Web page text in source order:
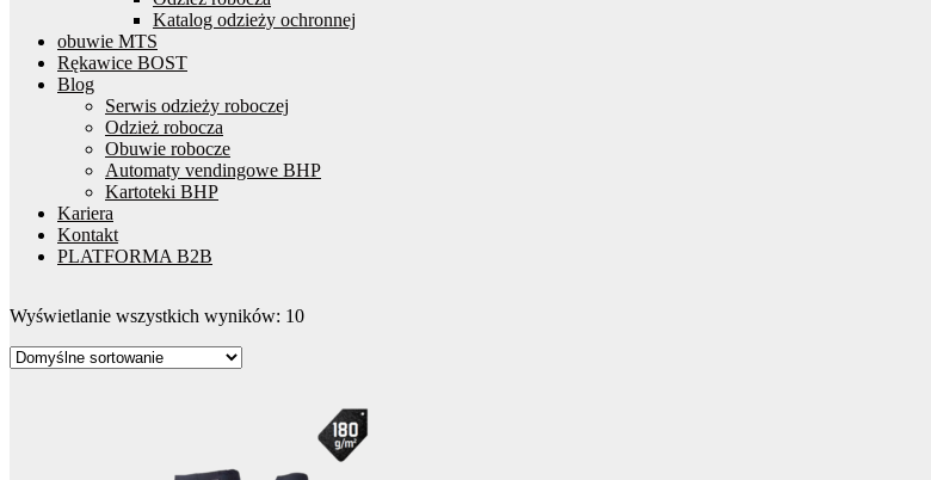
Katalog odzieży ochronnej
obuwie MTS
Rękawice BOST
Blog
Serwis odzieży roboczej
Odzież robocza
Obuwie robocze
Automaty vendingowe BHP
Kartoteki BHP
Kariera
Kontakt
PLATFORMA B2B
Wyświetlanie wszystkich wyników: 10